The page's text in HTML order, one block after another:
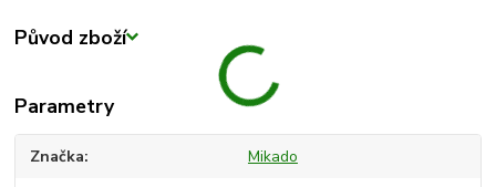
Původ zboží
Parametry
Značka Mikado